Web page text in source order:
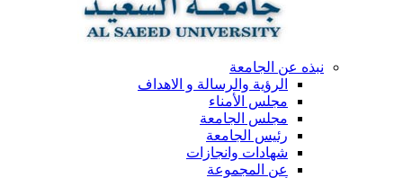
نبذه عن الجامعة
الرؤية والرسالة و الاهداف
مجلس الأمناء
مجلس الجامعة
رئيس الجامعة
شهادات وانجازات
عن المجموعة